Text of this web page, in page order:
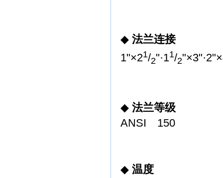
◆ 法兰连接
1"×21/2"·11/2
◆ 法兰等级
ANSI
150
◆ 温度